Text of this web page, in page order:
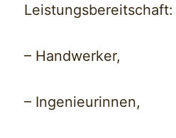
Leistungsbereitschaft:
– Handwerker,
– Ingenieurinnen,